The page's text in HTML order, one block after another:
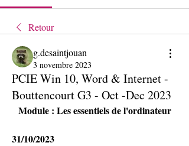
Retour
g.desaintjouan
3 novembre 2023
PCIE Win 10, Word & Internet -
Bouttencourt G3 - Oct -Dec 2023
Module : Les essentiels de l'ordinateur
31/10/2023